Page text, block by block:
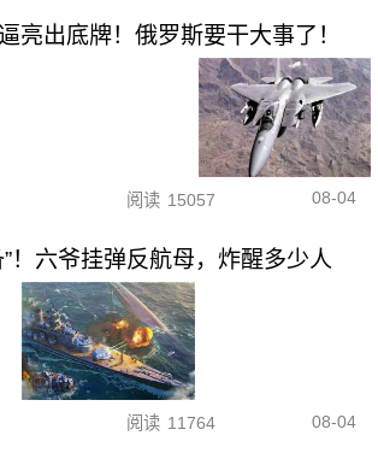
亮出底牌！俄罗斯要干大事了！
阅读 15057 08-04
！六爷挂弹反航母，炸醒多少人
阅读 11764 08-04